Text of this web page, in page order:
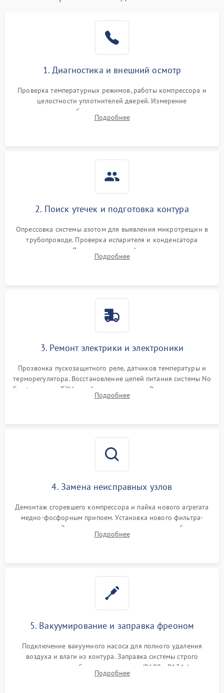
работе
2000 ₽ Подробнее →
1000 ₽
1800 ₽
1. Диагностика и внешний осмотр
Проверка температурных режимов, работы компрессора и
целостности уплотнителей дверей. Измерение
сопротивления обмоток мотора, проверка термостата и
считывание кодов ошибок с электронного дисплея.
Подробнее
2. Поиск утечек и подготовка контура
Опрессовка системы азотом для выявления микротрещин в
трубопроводе. Проверка испарителя и конденсатора
течеискателем. Демонтаж старого фильтра-осушителя и
продувка капиллярной трубки для устранения засоров.
Подробнее
3. Ремонт электрики и электроники
Прозвонка пускозащитного реле, датчиков температуры и
терморегулятора. Восстановление цепей питания системы No
Frost, включая ТЭН оттайки и вентилятор. Ремонт или замена
платы управления при сбоях алгоритмов.
Подробнее
4. Замена неисправных узлов
Демонтаж сгоревшего компрессора и пайка нового агрегата
медно-фосфорным припоем. Установка нового фильтра-
осушителя. Замена изношенных вентиляторов обдува,
сломанных заслонок или поврежденных дверных петель.
Подробнее
5. Вакуумирование и заправка фреоном
Подключение вакуумного насоса для полного удаления
воздуха и влаги из контура. Заправка системы строго
дозированным объемом хладагента (R600a, R134a) по
электронным весам. Контроль рабочего давления в системе.
Подробнее